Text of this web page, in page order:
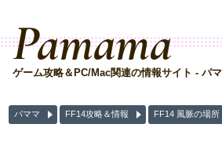
Pamama
ゲーム攻略＆PC/Mac関連の情報サイト - パ
パママ FF14攻略＆情報 FF14 風脈の場